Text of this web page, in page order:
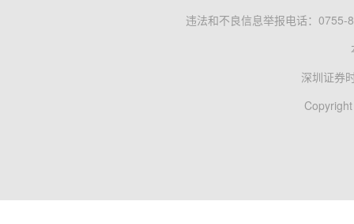
违法和不良信息举报电话：0755-
深圳证券